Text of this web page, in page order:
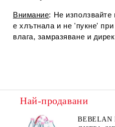
Внимание: Не използвайте
е хлътнала и не 'пукне'
влага, замразяване и
Най-продавани